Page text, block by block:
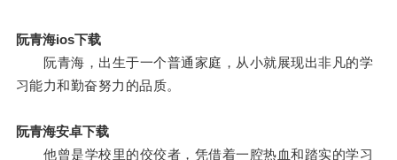
阮青海ios下载
阮青海，出生于一个普通家庭，从小就展现出非凡的学
习能力和勤奋努力的品质。
阮青海安卓下载
他曾是学校里的佼佼者，凭借着一腔热血和踏实的学习